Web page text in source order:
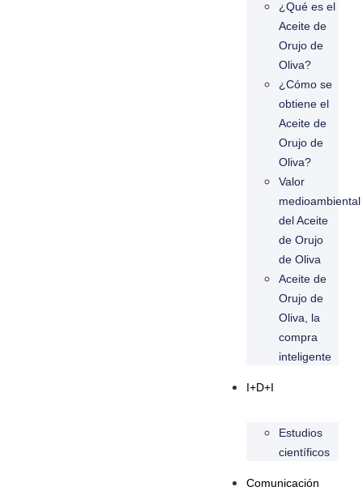
¿Qué es el
Aceite de
Orujo de
Oliva?
¿Cómo se
obtiene el
Aceite de
Orujo de
Oliva?
Valor
medioambiental
del Aceite
de Orujo
de Oliva
Aceite de
Orujo de
Oliva, la
compra
inteligente
I+D+I
Estudios
científicos
Comunicación